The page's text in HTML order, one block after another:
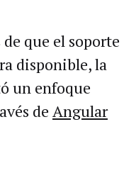
que el soporte
disponible, la
un enfoque
de Angular